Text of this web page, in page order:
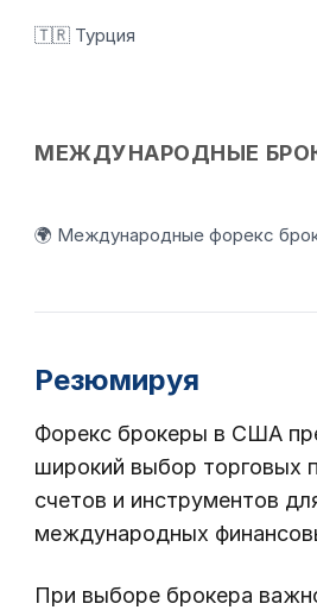
🇹🇷 Турция
МЕЖДУНАРОДНЫЕ
🌍 Международные форекс
Резюмируя
Форекс брокеры в США
широкий выбор торговых
счетов и инструментов
международных
При выборе брокера